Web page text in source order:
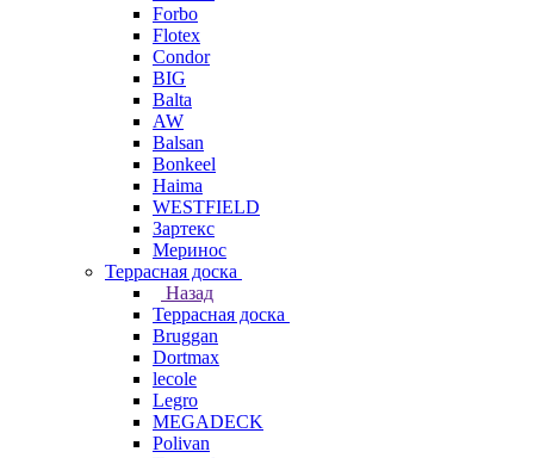
Forbo
Flotex
Condor
BIG
Balta
AW
Balsan
Bonkeel
Haima
WESTFIELD
Зартекс
Меринос
Террасная доска
Назад
Террасная доска
Bruggan
Dortmax
lecole
Legro
MEGADECK
Polivan